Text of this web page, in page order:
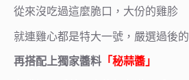
從來沒吃過這麼脆口，大份的雞胗
就連雞心都是特大一號，嚴選過後的
再搭配上獨家醬料 「秘蒜醬」